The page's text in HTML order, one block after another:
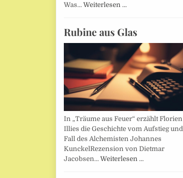
Was… Weiterlesen …
Rubine aus Glas
In „Träume aus Feuer“ erzählt Florien
Illies die Geschichte vom Aufstieg und
Fall des Alchemisten Johannes
KunckelRezension von Dietmar
Jacobsen… Weiterlesen …